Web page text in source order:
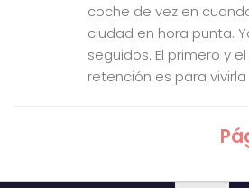
coche de vez en
ciudad en hora punta.
seguidos. El primero y
retención es para vivirla